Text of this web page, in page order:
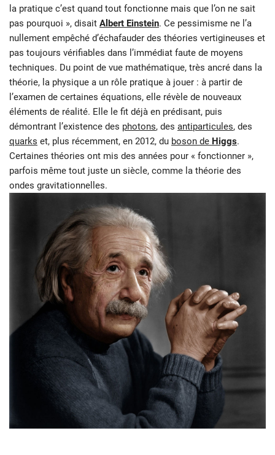
la pratique c’est quand tout fonctionne mais que l’on ne sait
pas pourquoi », disait Albert Einstein. Ce pessimisme ne l’a
nullement empêché d’échafauder des théories vertigineuses et
pas toujours vérifiables dans l’immédiat faute de moyens
techniques. Du point de vue mathématique, très ancré dans la
théorie, la physique a un rôle pratique à jouer : à partir de
l’examen de certaines équations, elle révèle de nouveaux
éléments de réalité. Elle le fit déjà en prédisant, puis
démontrant l’existence des photons, des antiparticules, des
quarks et, plus récemment, en 2012, du boson de Higgs.
Certaines théories ont mis des années pour « fonctionner »,
parfois même tout juste un siècle, comme la théorie des
ondes gravitationnelles.